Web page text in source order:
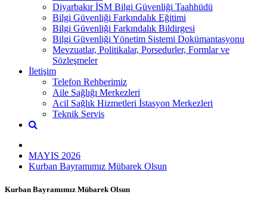
Diyarbakır İSM Bilgi Güvenliği Taahhüdü
Bilgi Güvenliği Farkındalık Eğitimi
Bilgi Güvenliği Farkındalık Bildirgesi
Bilgi Güvenliği Yönetim Sistemi Dokümantasyonu
Mevzuatlar, Politikalar, Porsedurler, Formlar ve
Sözleşmeler
İletişim
Telefon Rehberimiz
Aile Sağlığı Merkezleri
Acil Sağlık Hizmetleri İstasyon Merkezleri
Teknik Servis
MAYIS 2026
Kurban Bayramımız Mübarek Olsun
Kurban Bayramımız Mübarek Olsun